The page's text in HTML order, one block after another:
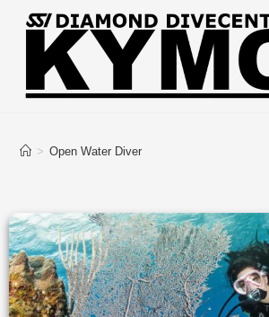
> Open Water Diver